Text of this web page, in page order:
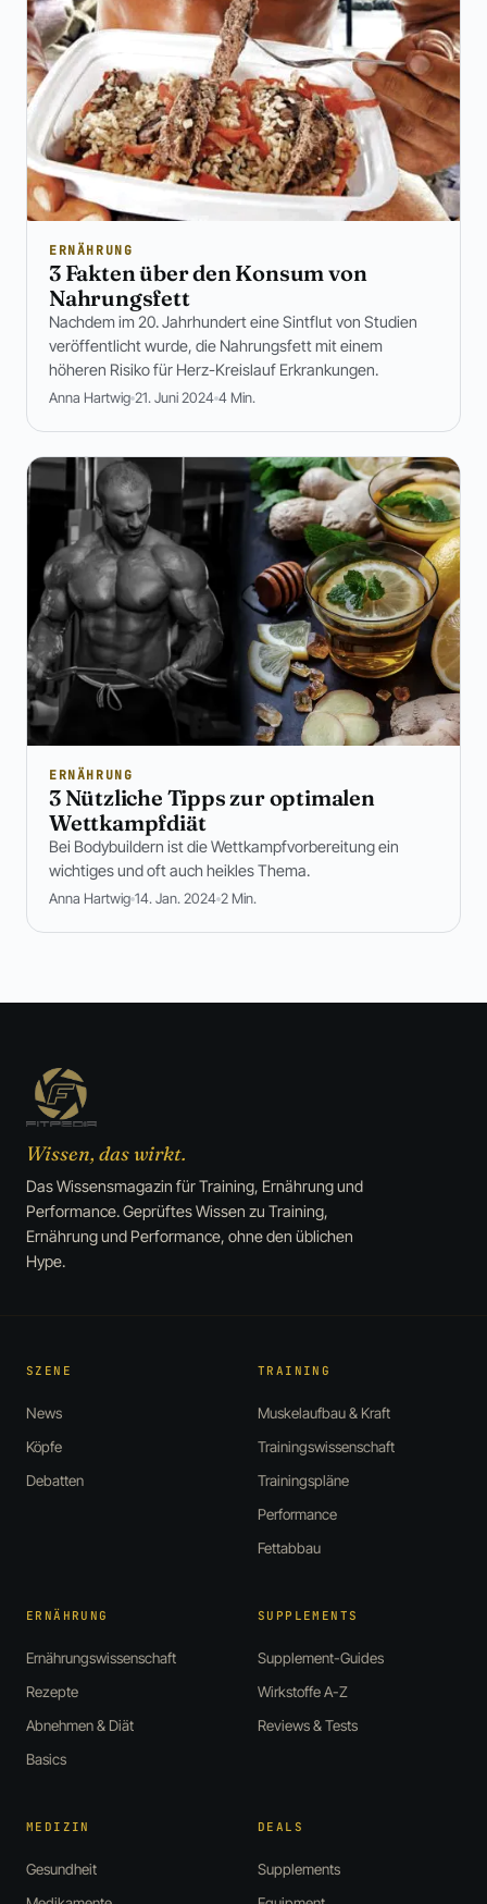
ERNÄHRUNG
3 Fakten über den Konsum von
Nahrungsfett
Nachdem im 20. Jahrhundert eine Sintflut von Studien
veröffentlicht wurde, die Nahrungsfett mit einem
höheren Risiko für Herz-Kreislauf Erkrankungen.
Anna Hartwig 21. Juni 2024 4 Min.
ERNÄHRUNG
3 Nützliche Tipps zur optimalen
Wettkampfdiät
Bei Bodybuildern ist die Wettkampfvorbereitung ein
wichtiges und oft auch heikles Thema.
Anna Hartwig 14. Jan. 2024 2 Min.
Wissen, das wirkt.
Das Wissensmagazin für Training, Ernährung und
Performance. Geprüftes Wissen zu Training,
Ernährung und Performance, ohne den üblichen
Hype.
SZENE
News
Köpfe
Debatten
TRAINING
Muskelaufbau & Kraft
Trainingswissenschaft
Trainingspläne
Performance
Fettabbau
ERNÄHRUNG
Ernährungswissenschaft
Rezepte
Abnehmen & Diät
Basics
SUPPLEMENTS
Supplement-Guides
Wirkstoffe A-Z
Reviews & Tests
MEDIZIN
Gesundheit
DEALS
Supplements